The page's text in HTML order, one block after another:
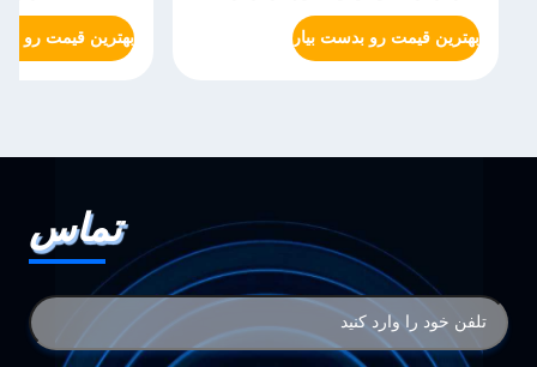
UV برای کاربردهای معماری
بهترین قیمت رو بدست بیار
بهترین قیمت رو
تماس